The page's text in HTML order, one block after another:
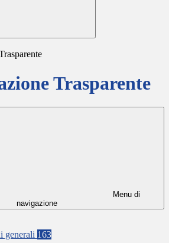
Trasparente
Menu di
navigazione
generali 163